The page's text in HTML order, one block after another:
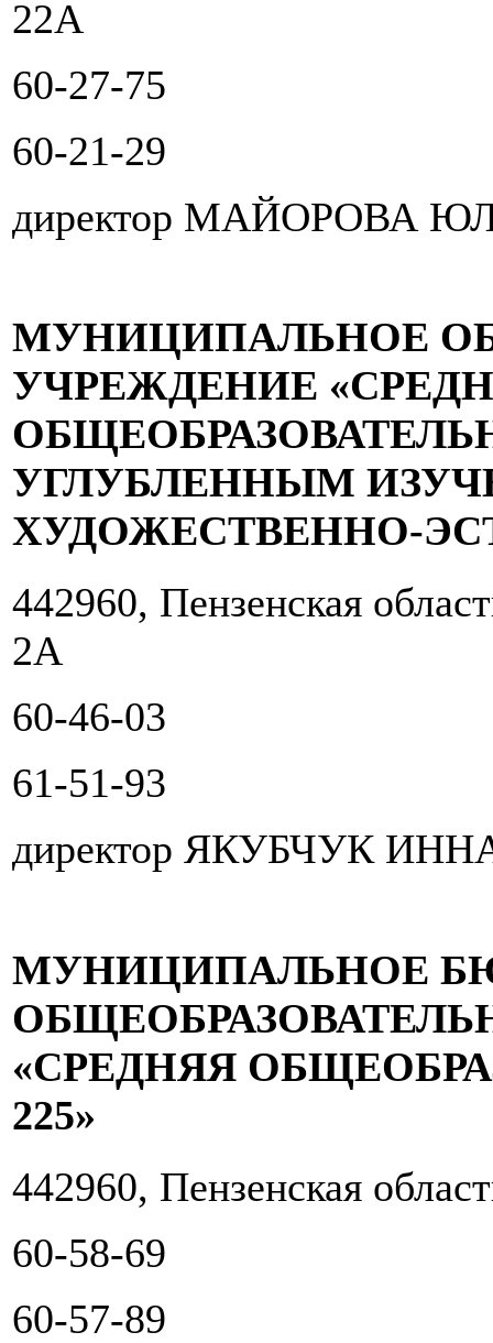
22А
60-27-75
60-21-29
директор МАЙОРОВА
МУНИЦИПАЛЬНОЕ
УЧРЕЖДЕНИЕ
УГЛУБЛЕННЫМ
ХУДОЖЕСТВЕННО-
442960, Пензенская
2А
60-46-03
61-51-93
директор ЯКУБЧУК
МУНИЦИПАЛЬНОЕ
«СРЕДНЯЯ
225»
442960, Пензенская
60-58-69
60-57-89